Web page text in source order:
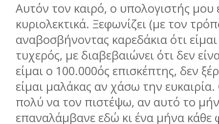
Αυτόν τον καιρό, ο υπολογιστής μου
κυριολεκτικά. Ξεφωνίζει (με τον
αναβοσβήνοντας καρεδάκια ότι
τυχερός, με διαβεβαιώνει ότι δεν
είμαι ο 100.000ός επισκέπτης, δεν
είμαι μαλάκας αν χάσω την
πολύ να τον πιστέψω, αν αυτό το
επαναλάμβανε εδώ κι ένα μήνα